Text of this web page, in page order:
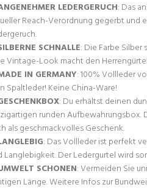
LEDERGERUCH: Das
Reach-Verordnung gegerbt und
SCHNALLE: Die Farbe
Vintage-Look macht den
IN GERMANY: 100% Vollleder
Spaltleder! Keine China-Ware!
: Du erhältst deinen
runden Aufbewahrungsbox.
als geschmackvolles Geschenk.
: Das Vollleder ist perfekt
Langlebigkeit. Der Ledergurtel wird
SCHONEN: Vermeiden Sie
Länge. Weitere Infos zur